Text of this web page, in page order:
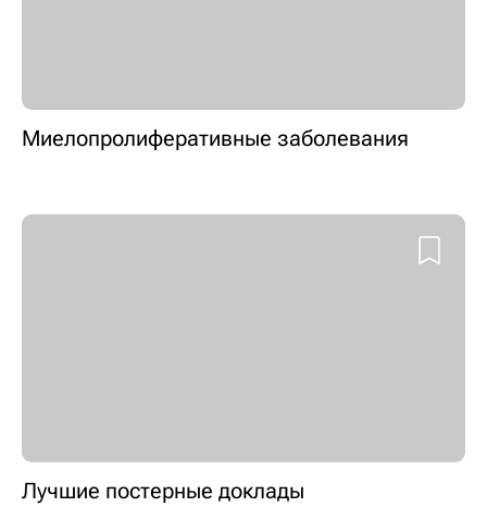
Миелопролиферативные заболевания
Лучшие постерные доклады